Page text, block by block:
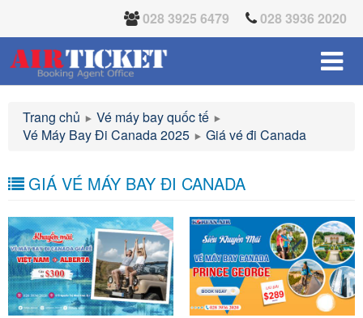
028 3925 6479 028 3936 2020
Trang chủ
Vé máy bay quốc tế
Vé Máy Bay Đi Canada 2025
Giá vé đi Canada
GIÁ VÉ MÁY BAY ĐI CANADA